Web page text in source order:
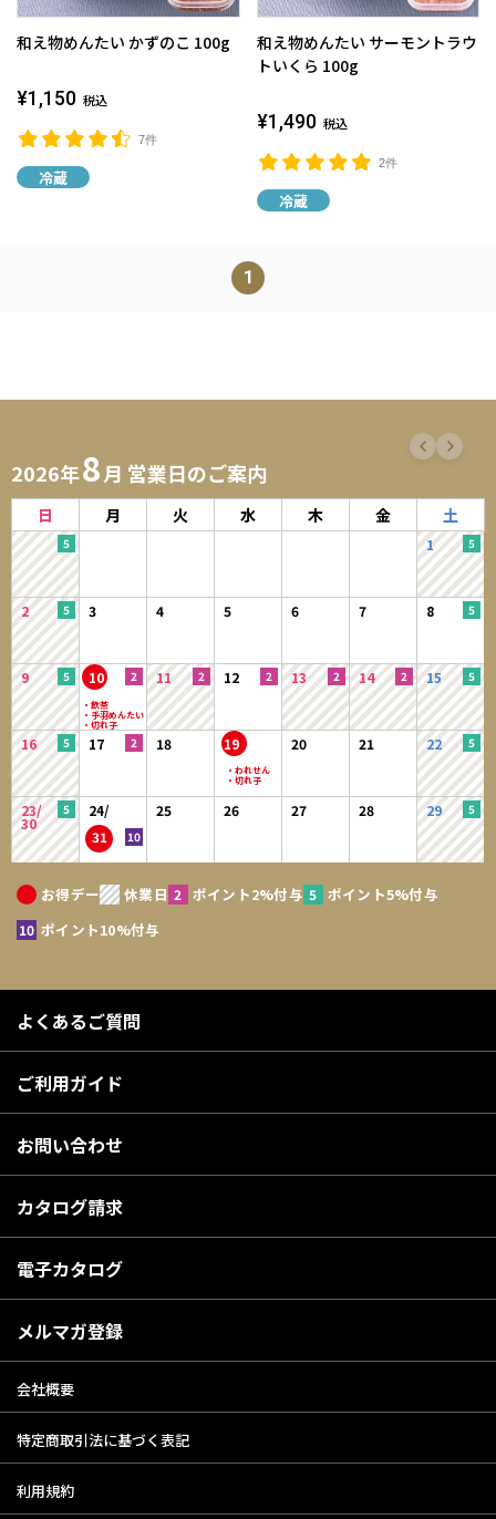
和え物めんたい かずのこ 100g
7件
¥1,150 税込
冷蔵
和え物めんたい サーモントラウ
トいくら 100g
2件
¥1,490 税込
冷蔵
1
2026年8月 営業日のご案内
日 月 火 水 木 金 土
1
2 3 4 5 6 7 8
9 10 11 12 13 14 15
16 17 18 19 20 21 22
23/
30
24/
31
25 26 27 28 29
お得デー 休業日 ポイント2%付与
ポイント5%付与
ポイント10%付与
よくあるご質問
ご利用ガイド
お問い合わせ
カタログ請求
電子カタログ
メルマガ登録
会社概要
特定商取引法に基づく表記
利用規約